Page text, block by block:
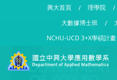
興大首頁 / 理學院 /
大數據博士班
/
NCHU-UCD 3+X學碩計畫